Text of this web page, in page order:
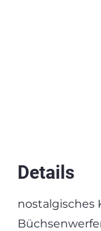
Details
nostalgisches